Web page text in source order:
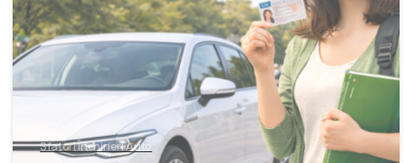
Sfaturi Închirieri Auto